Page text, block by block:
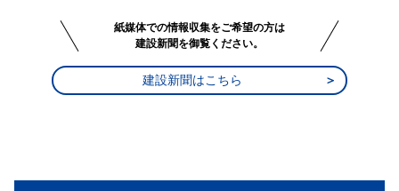
紙媒体での情報収集をご希望の方は
建設新聞を御覧ください。
建設新聞はこちら